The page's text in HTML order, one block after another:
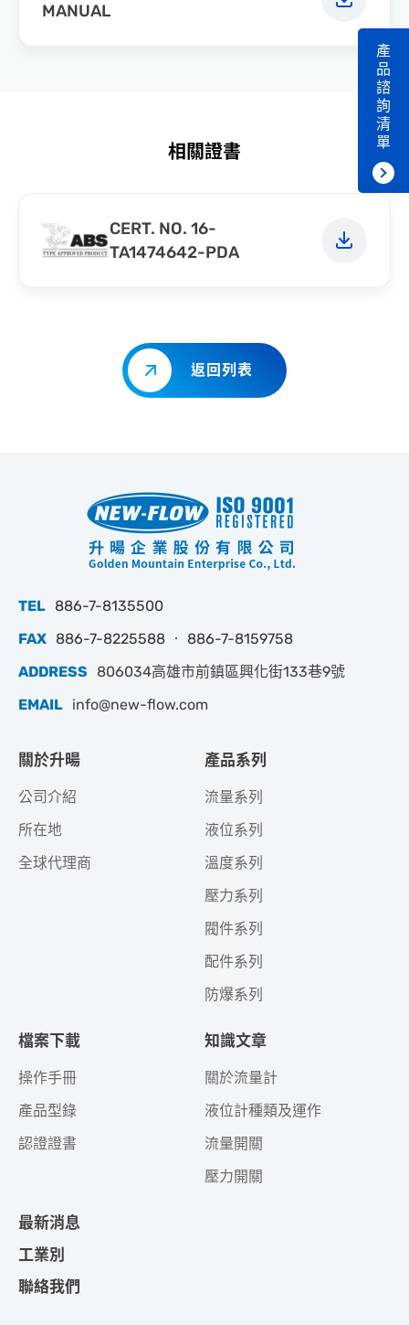
MANUAL
相關證書
CERT. NO. 16-
TA1474642-PDA
返回列表
產
品
諮
詢
清
單
TEL 886-7-8135500
FAX 886-7-8225588 ‧ 886-7-8159758
ADDRESS
806034高雄市前鎮區興化街133巷9號
EMAIL info@new-flow.com
關於升暘
公司介紹
所在地
全球代理商
產品系列
流量系列
液位系列
溫度系列
壓力系列
閥件系列
配件系列
防爆系列
檔案下載
操作手冊
產品型錄
認證證書
知識文章
關於流量計
液位計種類及運作
流量開關
壓力開關
最新消息
工業別
聯絡我們